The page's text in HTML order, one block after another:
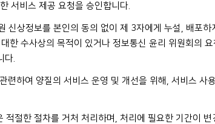
서비스 제공 요청을 승인합니다.
상정보를 본인의 동의 없이 제 3자에게 누설, 배포하
한 수사상의 목적이 있거나 정보통신 윤리 위원회의
다.
하여 양질의 서비스 운영 및 개선을 위해, 서비스 사
절한 절차를 거처 처리하며, 처리에 필요한 기간이 변